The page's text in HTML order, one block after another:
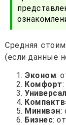
Средняя
(если данные
Эконом:
Комфорт
Универсал
Минивэн:
Бизнес: